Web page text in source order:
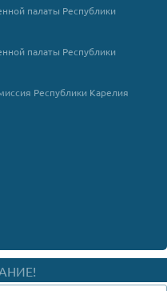
палаты Республики
палаты Республики
Республики Карелия